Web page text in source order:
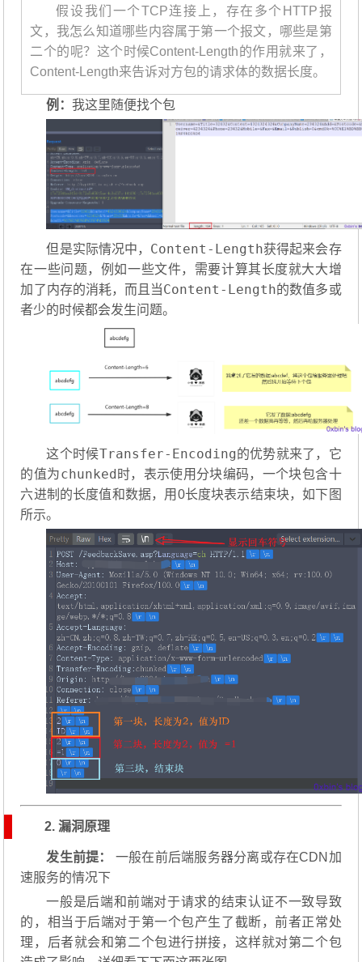
假设我们一个TCP连接上，存在多个HTTP报
文，我怎么知道哪些内容属于第一个报文，哪些是第
二个的呢？这个时候Content-Length的作用就来了，
Content-Length来告诉对方包的请求体的数据长度。
例：我这里随便找个包
但是实际情况中， Content-Length获得起来会存
在一些问题，例如一些文件，需要计算其长度就大大增
加了内存的消耗，而且当Content-Length的数值多或
者少的时候都会发生问题。
这个时候Transfer-Encoding的优势就来了，它
的值为chunked时，表示使用分块编码，一个块包含十
六进制的长度值和数据，用0长度块表示结束块，如下图
所示。
2. 漏洞原理
发生前提：
一般在前后端服务器分离或存在CDN加
速服务的情况下
一般是后端和前端对于请求的结束认证不一致导致
的，相当于后端对于第一个包产生了截断，前者正常处
理，后者就会和第二个包进行拼接，这样就对第二个包